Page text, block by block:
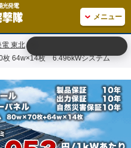
光発電
メニュー
電 東北
枚 64w×14枚 6.496kWシステム